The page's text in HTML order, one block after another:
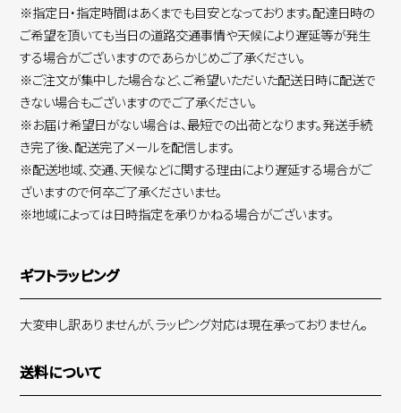
※指定日・指定時間はあくまでも目安となっております。配達日時の
ご希望を頂いても当日の道路交通事情や天候により遅延等が発生
する場合がございますのであらかじめご了承ください。
※ご注文が集中した場合など、ご希望いただいた配送日時に配送で
きない場合もございますのでご了承ください。
※お届け希望日がない場合は、最短での出荷となります。発送手続
き完了後、配送完了メールを配信します。
※配送地域、交通、天候などに関する理由により遅延する場合がご
ざいますので何卒ご了承くださいませ。
※地域によっては日時指定を承りかねる場合がございます。
ギフトラッピング
大変申し訳ありませんが、ラッピング対応は現在承っておりません。
送料について